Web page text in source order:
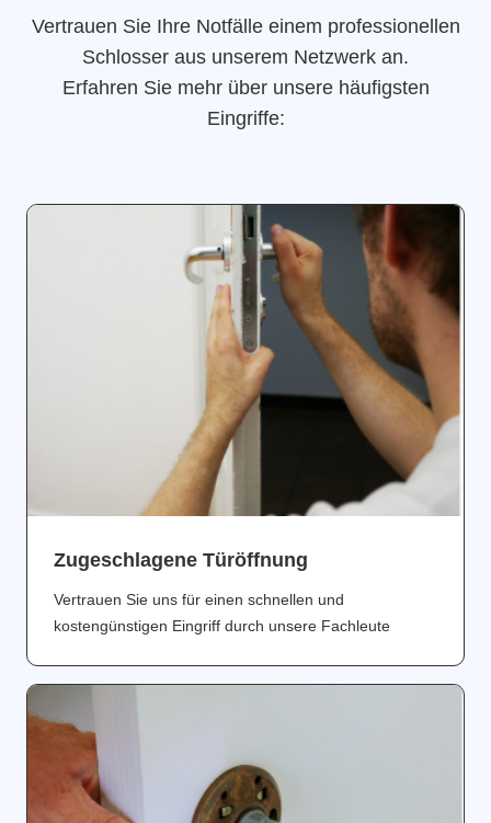
Vertrauen Sie Ihre Notfälle einem professionellen
Schlosser aus unserem Netzwerk an.
Erfahren Sie mehr über unsere häufigsten
Eingriffe:
Zugeschlagene Türöffnung
Vertrauen Sie uns für einen schnellen und
kostengünstigen Eingriff durch unsere Fachleute